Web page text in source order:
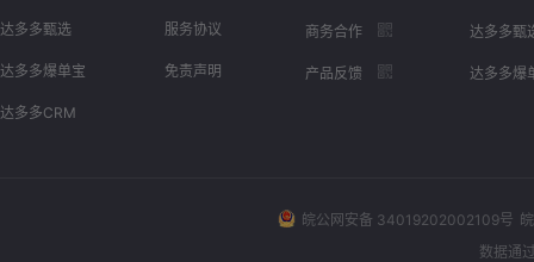
达多多甄选
达多多爆单宝
达多多CRM
服务协议
免责声明
商务合作
产品反馈
达多多甄
达多多爆
皖公网安备 34019202002109号
数据通